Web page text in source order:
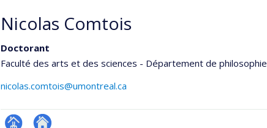
Nicolas Comtois
Doctorant
Faculté des arts et des sciences - Département de philosophie
nicolas.comtois@umontreal.ca